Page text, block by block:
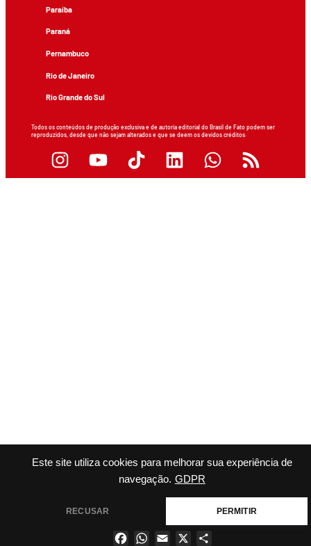
Este site utiliza cookies para melhorar sua experiência de
navegação. GDPR
RECUSAR PERMITIR
Paraíba
Paraná
Pernambuco
Rio de Janeiro
Rio Grande do Sul
Todos os conteúdos de produção exclusiva e de autoria editorial do Brasil de Fato podem ser
reproduzidos, desde que não sejam alterados e que se deem os devidos créditos.
FacebookWhatsApp
Email